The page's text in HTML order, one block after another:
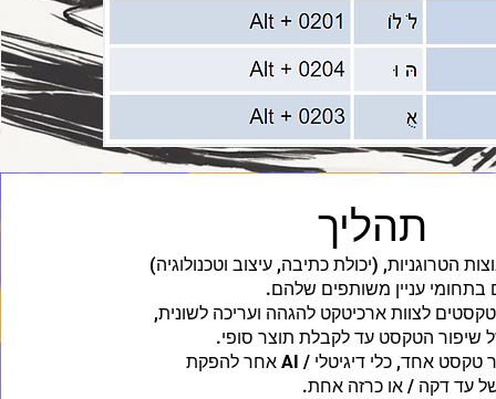
תהליך
הטרוגניות, (יכולת כתיבה, עיצוב וטכנולוגיה)
לצוות ארכיטקט להגהה ועריכה לשונית,
שיפור הטקסט עד לקבלת תוצר סופי.
בכל קבוצה נבחר טקסט אחד, כלי דיגיטלי / AI אחר להפקת
עד דקה / או כרזה אחת.